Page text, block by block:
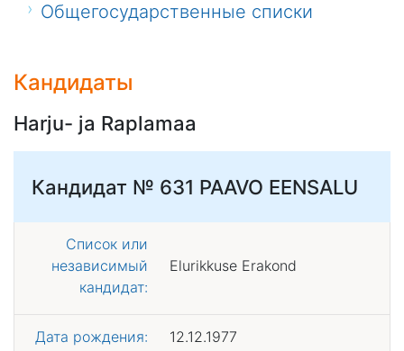
Общегосударственные списки
Кандидаты
Harju- ja Raplamaa
Кандидат № 631 PAAVO EENSALU
Список или
независимый
кандидат:
Elurikkuse Erakond
Дата рождения: 12.12.1977